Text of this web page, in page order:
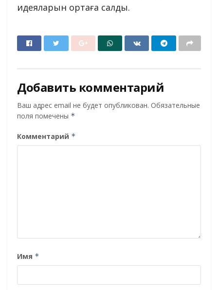
идеяларын ортаға салды.
Добавить комментарий
Ваш адрес email не будет опубликован. Обязательные
поля помечены *
Комментарий *
Имя *